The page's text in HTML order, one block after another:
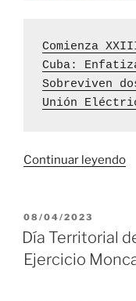
Comienza
Cuba:
Sobreviven
Unión
Continuar leyendo
de
PUBLICADO
EL
08/04/2023
Día Territorial
Ejercicio